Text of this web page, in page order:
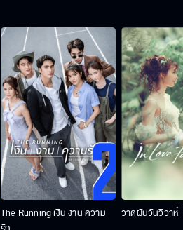
The Running เงิน งาน ความ
วาดฝันวันวิวาห์